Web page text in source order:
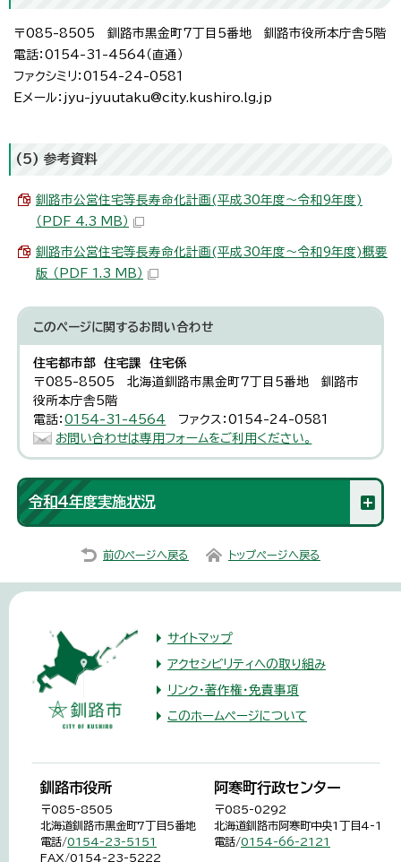
〒085-8505 釧路市黒金町7丁目5番地 釧路市役所本庁舎5階
電話：0154-31-4564（直通）
ファクシミリ：0154-24-0581
Eメール：jyu-jyuutaku@city.kushiro.lg.jp
(5) 参考資料
釧路市公営住宅等長寿命化計画(平成30年度～令和9年度)
（PDF 4.3 MB）
釧路市公営住宅等長寿命化計画(平成30年度～令和9年度)概要
版 （PDF 1.3 MB）
このページに関するお問い合わせ
住宅都市部 住宅課 住宅係
〒085-8505 北海道釧路市黒金町7丁目5番地 釧路市
役所本庁舎5階
電話：0154-31-4564
ファクス：0154-24-0581
お問い合わせは専用フォームをご利用ください。
令和4年度実施状況
前のページへ戻る トップページへ戻る
サイトマップ
アクセシビリティへの取り組み
リンク・著作権・免責事項
このホームページについて
釧路市役所
〒085-8505
北海道釧路市黒金町7丁目5番地
電話/0154-23-5151
FAX/0154-23-5222
阿寒町行政センター
〒085-0292
北海道釧路市阿寒町中央1丁目4-1
電話/0154-66-2121